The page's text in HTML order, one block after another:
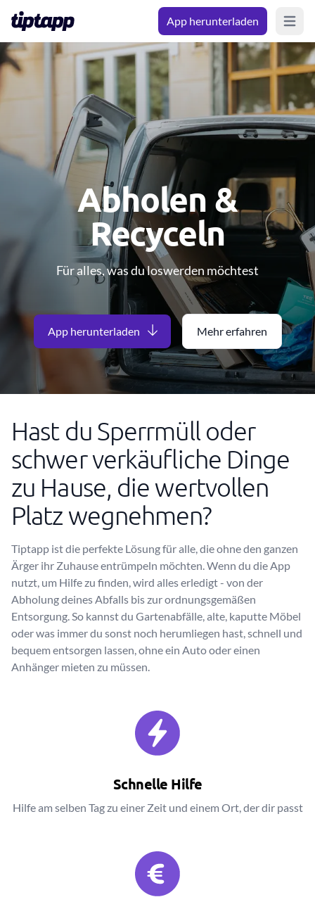
App herunterladen Open
Abholen &
Recyceln
Für alles, was du loswerden möchtest
App herunterladen Mehr erfahren
Hast du Sperrmüll oder
schwer verkäufliche Dinge
zu Hause, die wertvollen
Platz wegnehmen?
Tiptapp ist die perfekte Lösung für alle, die ohne den ganzen
Ärger ihr Zuhause entrümpeln möchten. Wenn du die App
nutzt, um Hilfe zu finden, wird alles erledigt - von der
Abholung deines Abfalls bis zur ordnungsgemäßen
Entsorgung. So kannst du Gartenabfälle, alte, kaputte Möbel
oder was immer du sonst noch herumliegen hast, schnell und
bequem entsorgen lassen, ohne ein Auto oder einen
Anhänger mieten zu müssen.
Schnelle Hilfe
Hilfe am selben Tag zu einer Zeit und einem Ort, der dir passt